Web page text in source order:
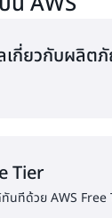
กี่ยวกับผลิต
Tier
ทันทีด้วย AWS